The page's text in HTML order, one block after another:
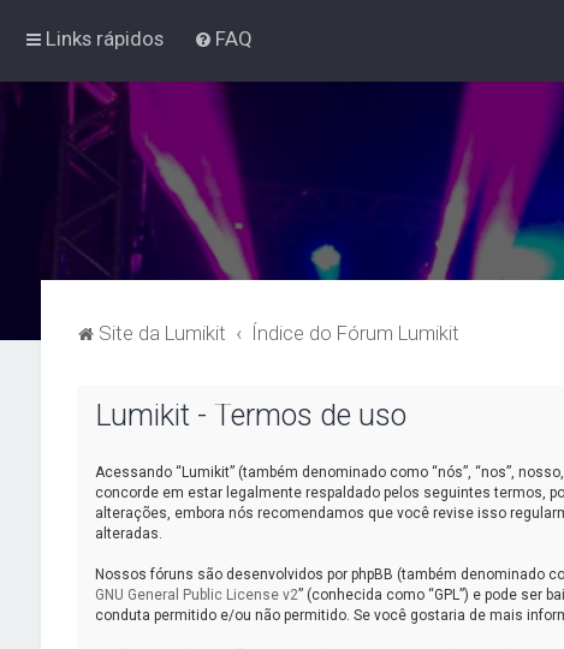
Links rápidos FAQ
Site da Lumikit Índice do Fórum Lumikit
Lumikit - Termos de uso
Acessando “Lumikit” (também denominado como “nós”, “nos”,
concorde em estar legalmente respaldado pelos seguintes termos,
alterações, embora nós recomendamos que você revise isso
alteradas.
Nossos fóruns são desenvolvidos por phpBB (também denominado
GNU General Public License v2” (conhecida como “GPL”) e pode ser
conduta permitido e/ou não permitido. Se você gostaria de mais